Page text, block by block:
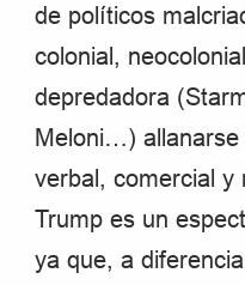
de políticos
colonial,
depredadora
Meloni…) allanarse
verbal, comercial y
Trump es un
ya que, a